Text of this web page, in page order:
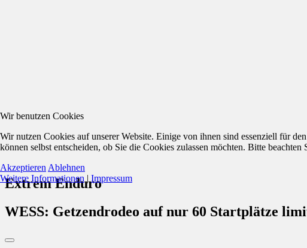
Extrem Enduro
WESS: Getzendrodeo auf nur 60 Startplätze
Wir benutzen Cookies
Wir nutzen Cookies auf unserer Website. Einige von ihnen sind essenziell für
können selbst entscheiden, ob Sie die Cookies zulassen möchten. Bitte
Akzeptieren Ablehnen
Weitere Informationen | Impressum